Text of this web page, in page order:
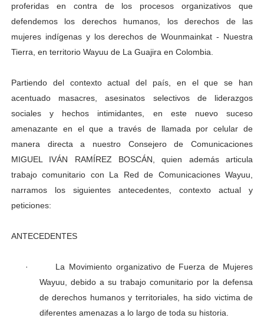
proferidas en contra de los procesos organizativos que
defendemos los derechos humanos, los derechos de las
mujeres indígenas y los derechos de Wounmainkat - Nuestra
Tierra, en territorio Wayuu de La Guajira en Colombia
Partiendo del contexto actual del país, en el que se han
acentuado masacres, asesinatos selectivos de liderazgos
sociales y hechos intimidantes, en este nuevo suceso
amenazante en el que a través de llamada por celular de
manera directa a nuestro Consejero de Comunicaciones
MIGUEL IVÁN RAMÍREZ BOSCÁN, quien además articula
trabajo comunitario con La Red de Comunicaciones Wayuu,
narramos los siguientes antecedentes, contexto actual y
peticiones:
ANTECEDENTES
·
La Movimiento organizativo de Fuerza de Mujeres
Wayuu, debido a su trabajo comunitario por la defensa
de derechos humanos y territoriales, ha sido victima de
diferentes amenazas a lo largo de toda su historia.